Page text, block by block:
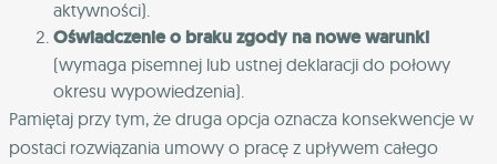
aktywności).
Oświadczenie o braku zgody na nowe warunki
(wymaga pisemnej lub ustnej deklaracji do połowy
okresu wypowiedzenia).
Pamiętaj przy tym, że druga opcja oznacza konsekwencje w
postaci rozwiązania umowy o pracę z upływem całego